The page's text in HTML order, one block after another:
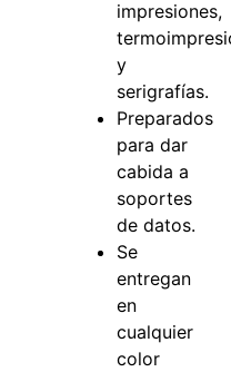
impresiones,
y
serigrafías.
Preparados
para dar
cabida a
soportes
de datos.
Se
entregan
en
cualquier
color